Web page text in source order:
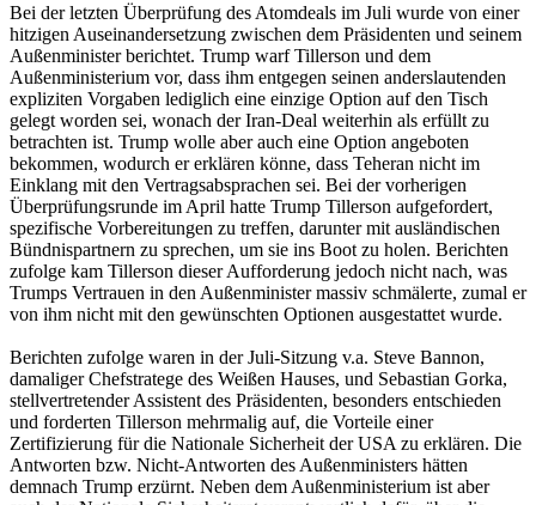
Bei der letzten Überprüfung des Atomdeals im Juli wurde von einer
hitzigen Auseinandersetzung zwischen dem Präsidenten und seinem
Außenminister berichtet. Trump warf Tillerson und dem
Außenministerium vor, dass ihm entgegen seinen anderslautenden
expliziten Vorgaben lediglich eine einzige Option auf den Tisch
gelegt worden sei, wonach der Iran-Deal weiterhin als erfüllt zu
betrachten ist. Trump wolle aber auch eine Option angeboten
bekommen, wodurch er erklären könne, dass Teheran nicht im
Einklang mit den Vertragsabsprachen sei. Bei der vorherigen
Überprüfungsrunde im April hatte Trump Tillerson aufgefordert,
spezifische Vorbereitungen zu treffen, darunter mit ausländischen
Bündnispartnern zu sprechen, um sie ins Boot zu holen. Berichten
zufolge kam Tillerson dieser Aufforderung jedoch nicht nach, was
Trumps Vertrauen in den Außenminister massiv schmälerte, zumal er
von ihm nicht mit den gewünschten Optionen ausgestattet wurde.
Berichten zufolge waren in der Juli-Sitzung v.a. Steve Bannon,
damaliger Chefstratege des Weißen Hauses, und Sebastian Gorka,
stellvertretender Assistent des Präsidenten, besonders entschieden
und forderten Tillerson mehrmalig auf, die Vorteile einer
Zertifizierung für die Nationale Sicherheit der USA zu erklären. Die
Antworten bzw. Nicht-Antworten des Außenministers hätten
demnach Trump erzürnt. Neben dem Außenministerium ist aber